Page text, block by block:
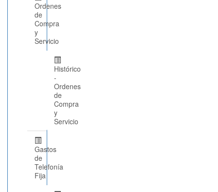
Ordenes
de
Compra
y
Servicio
Histórico
-
Ordenes
de
Compra
y
Servicio
Gastos
de
Telefonía
Fija